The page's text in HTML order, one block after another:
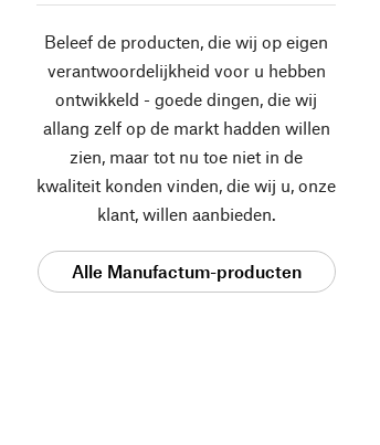
Beleef de producten, die wij op eigen
verantwoordelijkheid voor u hebben
ontwikkeld - goede dingen, die wij
allang zelf op de markt hadden willen
zien, maar tot nu toe niet in de
kwaliteit konden vinden, die wij u, onze
klant, willen aanbieden.
Alle Manufactum-producten